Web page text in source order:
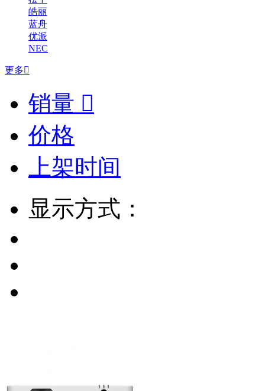
皓丽
蓝舟
优派
NEC
更多
销量 
价格
上架时间
显示方式：